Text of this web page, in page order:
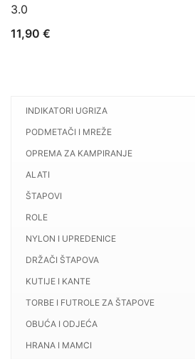
3.0
11,90 €
INDIKATORI UGRIZA
PODMETAČI I MREŽE
OPREMA ZA KAMPIRANJE
ALATI
ŠTAPOVI
ROLE
NYLON I UPREDENICE
DRŽAČI ŠTAPOVA
KUTIJE I KANTE
TORBE I FUTROLE ZA ŠTAPOVE
OBUĆA I ODJEĆA
HRANA I MAMCI